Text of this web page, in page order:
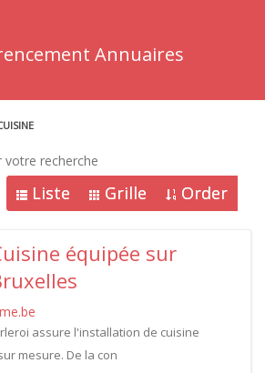
Annuaires
votre recherche
Liste Grille Order
équipée sur
assure l'installation de cuisine
mesure. De la con